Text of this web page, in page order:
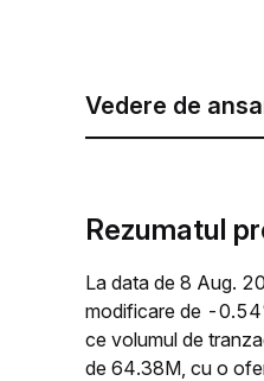
Vedere de
Rezumatul
La data de 8 Aug.
modificare de -
ce volumul de
de 64.38M, cu o